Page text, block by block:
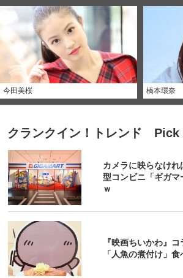
今田美桜 橋本環奈
クランクイン！トレンド Pick
カメラに映らなけ
型コンビニ「ギガマ
ｗ
『映画ちいかわ』
「人魚の煮付け」